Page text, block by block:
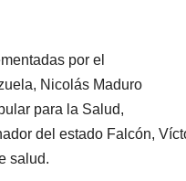
por el
Nicolás Maduro
para la Salud,
del estado Falcón,
salud.